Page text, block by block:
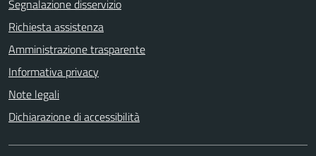
Segnalazione disservizio
Richiesta assistenza
Amministrazione trasparente
Informativa privacy
Note legali
Dichiarazione di accessibilità